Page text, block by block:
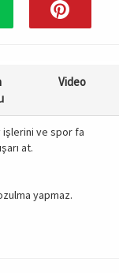
Video
işlerini ve spor fa
at.
yapmaz.